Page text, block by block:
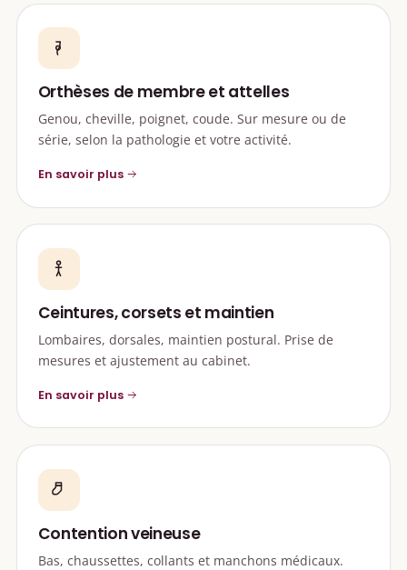
Orthèses de membre et attelles
Genou, cheville, poignet, coude. Sur mesure ou de
série, selon la pathologie et votre activité.
En savoir plus
Ceintures, corsets et maintien
Lombaires, dorsales, maintien postural. Prise de
mesures et ajustement au cabinet.
En savoir plus
Contention veineuse
Bas, chaussettes, collants et manchons médicaux.